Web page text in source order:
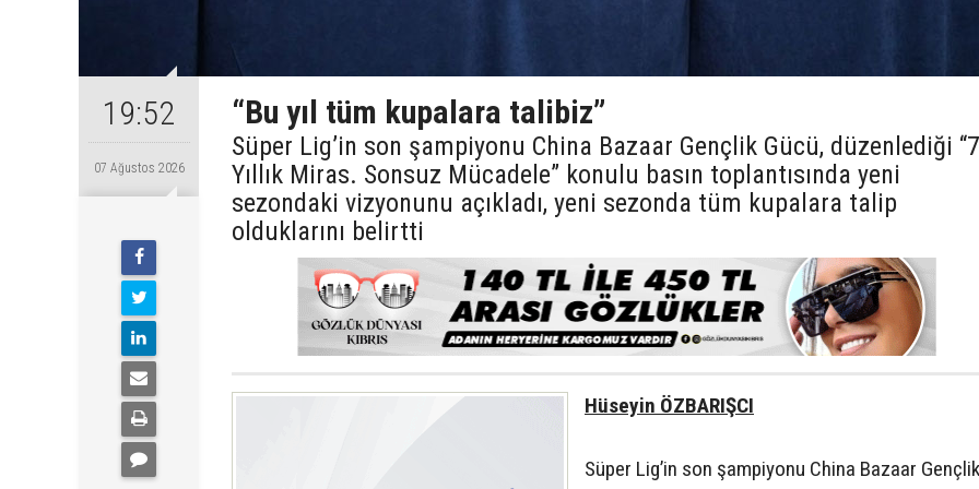
19:52
07 Ağustos 2026
“Bu yıl tüm kupalara talibiz”
Süper Lig’in son şampiyonu China Bazaar Gençlik Gücü, düzenlediği
Yıllık Miras. Sonsuz Mücadele” konulu basın toplantısında yeni
sezondaki vizyonunu açıkladı, yeni sezonda tüm kupalara talip
olduklarını belirtti
Hüseyin ÖZBARIŞCI
Süper Lig’in son şampiyonu China Bazaar